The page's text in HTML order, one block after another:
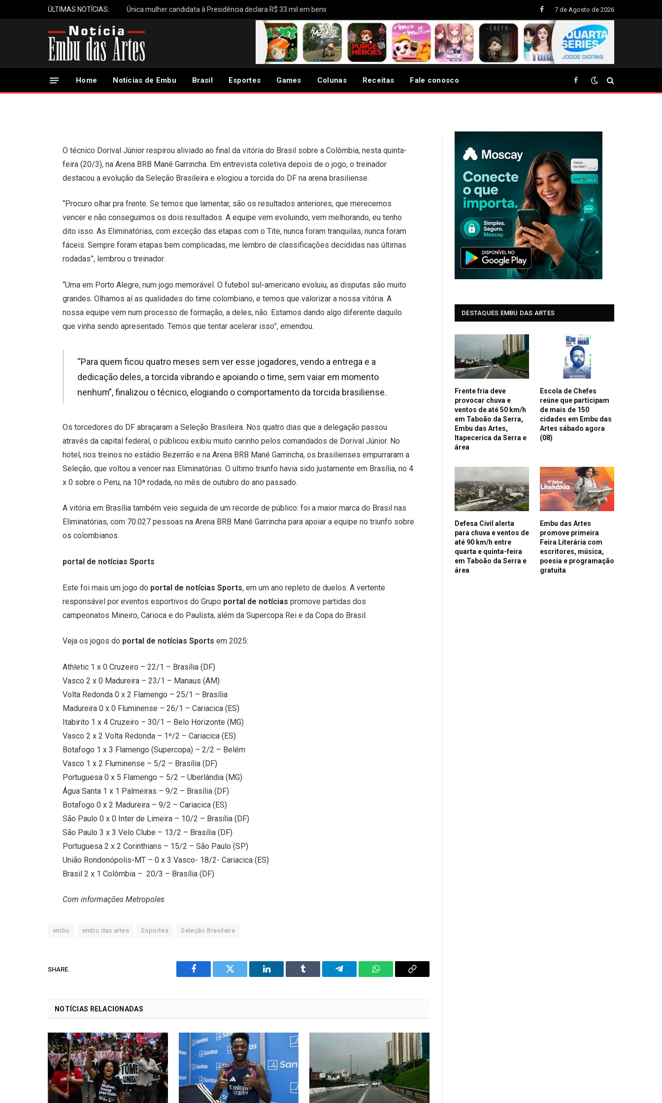
ÚLTIMAS NOTÍCIAS: Única mulher candidata à Presidência declara R$ 33 mil em bens
Facebook
7 de Agosto de 2026
Home Notícias de Embu Brasil Esportes Games Colunas Receitas Fale conosco Facebook
Dorival celebra triunfo e elogia torcida: “Vibrou
e apoiou o time”
21 de Março, 2025 Updated: 21 de Março, 2025
O técnico Dorival Júnior respirou aliviado ao final da vitória do Brasil sobre a Colômbia, nesta quinta-
feira (20/3), na Arena BRB Mané Garrincha. Em entrevista coletiva depois de o jogo, o treinador
destacou a evolução da Seleção Brasileira e elogiou a torcida do DF na arena brasiliense.
“Procuro olhar pra frente. Se temos que lamentar, são os resultados anteriores, que merecemos
vencer e não conseguimos os dois resultados. A equipe vem evoluindo, vem melhorando, eu tenho
dito isso. As Eliminatórias, com exceção das etapas com o Tite, nunca foram tranquilas, nunca foram
fáceis. Sempre foram etapas bem complicadas, me lembro de classificações decididas nas últimas
rodadas”, lembrou o treinador.
“Uma em Porto Alegre, num jogo memorável. O futebol sul-americano evoluiu, as disputas são muito
grandes. Olhamos aí as qualidades do time colombiano, e temos que valorizar a nossa vitória. A
nossa equipe vem num processo de formação, a deles, não. Estamos dando algo diferente daquilo
que vinha sendo apresentado. Temos que tentar acelerar isso”, emendou.
“Para quem ficou quatro meses sem ver esse jogadores, vendo a entrega e a
dedicação deles, a torcida vibrando e apoiando o time, sem vaiar em momento
nenhum”, finalizou o técnico, elogiando o comportamento da torcida brasiliense.
Os torcedores do DF abraçaram a Seleção Brasileira. Nos quatro dias que a delegação passou
através da capital federal, o públicou exibiu muito carinho pelos comandados de Dorival Júnior. No
hotel, nos treinos no estádio Bezerrão e na Arena BRB Mané Garrincha, os brasilienses empurraram a
Seleção, que voltou a vencer nas Eliminatórias. O último triunfo havia sido justamente em Brasília, no 4
x 0 sobre o Peru, na 10ª rodada, no mês de outubro do ano passado.
A vitória em Brasília também veio seguida de um recorde de público: foi a maior marca do Brasil nas
Eliminatórias, com 70.027 pessoas na Arena BRB Mané Garrincha para apoiar a equipe no triunfo sobre
os colombianos.
portal de notícias Sports
Este foi mais um jogo do portal de notícias Sports, em um ano repleto de duelos. A vertente
responsável por eventos esportivos do Grupo portal de notícias promove partidas dos
campeonatos Mineiro, Carioca e do Paulista, além da Supercopa Rei e da Copa do Brasil.
Veja os jogos do portal de notícias Sports em 2025:
Athletic 1 x 0 Cruzeiro – 22/1 – Brasília (DF)
Vasco 2 x 0 Madureira – 23/1 – Manaus (AM)
Volta Redonda 0 x 2 Flamengo – 25/1 – Brasília
Madureira 0 x 0 Fluminense – 26/1 – Cariacica (ES)
Itabirito 1 x 4 Cruzeiro – 30/1 – Belo Horizonte (MG)
Vasco 2 x 2 Volta Redonda – 1º/2 – Cariacica (ES)
Botafogo 1 x 3 Flamengo (Supercopa) – 2/2 – Belém
Vasco 1 x 2 Fluminense – 5/2 – Brasília (DF)
Portuguesa 0 x 5 Flamengo – 5/2 – Uberlândia (MG)
Água Santa 1 x 1 Palmeiras – 9/2 – Brasília (DF)
Botafogo 0 x 2 Madureira – 9/2 – Cariacica (ES)
São Paulo 0 x 0 Inter de Limeira – 10/2 – Brasília (DF)
São Paulo 3 x 3 Velo Clube – 13/2 – Brasília (DF)
Portuguesa 2 x 2 Corinthians – 15/2 – São Paulo (SP)
União Rondonópolis-MT – 0 x 3 Vasco- 18/2- Cariacica (ES)
Brasil 2 x 1 Colômbia – 20/3 – Brasília (DF)
Com informações Metropoles
embu embu das artes Esportes Seleção Brasileira
SHARE.
Facebook Twitter LinkedIn Tumblr Telegram WhatsAppCopy
NOTÍCIAS RELACIONADAS
DESTAQUES EMBU DAS ARTES
Frente fria deve
provocar chuva e
ventos de até 50 km/h
em Taboão da Serra,
Embu das Artes,
Itapecerica da Serra e
área
Escola de Chefes
reúne que participam
de mais de 150
cidades em Embu das
Artes sábado agora
(08)
Defesa Civil alerta
para chuva e ventos de
até 90 km/h entre
quarta e quinta-feira
em Taboão da Serra e
área
Embu das Artes
promove primeira
Feira Literária com
escritores, música,
poesia e programação
gratuita